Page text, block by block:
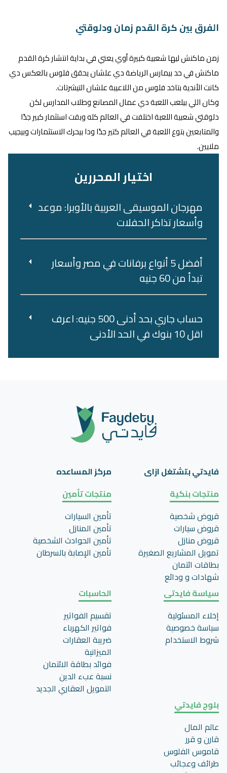
الفرق بين كرة القدم زمان ودلوقتي
زمن ماكنش ليها شعبية كبيرة أوي يعني في بداية انتشار كرة القدم
ماكنش في حد بيمارس الرياضة دي علشان يحقق فلوس بالعكس دي
كانت الأندية بتاخد فلوس من اللاعيبة علشان التيشرتات.
وكان اللي بيلعب اللعبة دي عمال المصانع وطلاب المدارس لكن
دلوقتي شعبية اللعبة اختلفت في العالم كله وبقت استثمار كبير جدًا
والمتابعين بتوع اللعبة في العالم كتير جدًا ودا بيحرك الاستثمارات وبيجيب
ملايين.
اختيار المحررين
مهرجان الموسيقى العربية بالأوبرا: موعد
وأسعار تذاكر الحفلات
أفضل 5 أنواع برفانات في مصر وأسعار
تبدأ من 60 جنيه
حساب جاري بحد أدنى 500 جنيه: اعرف
اقل 10 بنوك في الحد الأدنى
فايدتي بتشتغل ازاى
مركز المساعده
منتجات بنكية
قروض شخصية
قروض سيارات
قروض منازل
تمويل المشاريع الصغيرة
بطاقات ائتمان
شهادات و ودائع
منتجات تأمين
تأمين السيارات
تأمين المنازل
تأمين الحوادث الشخصية
تأمين اﻹصابة بالسرطان
سياسة فايدتى
إخلاء المسئولية
سياسة خصوصية
شروط الاستخدام
الحاسبات
تقسيم الفواتير
فواتير الكهرباء
ضريبة العقارات
الميزانية
فوائد بطاقة الائتمان
نسبة عبء الدين
التمويل العقاري الجديد
بلوج فايدتي
عالم المال
قارن و قرر
قاموس الفلوس
طرائف وعجائب